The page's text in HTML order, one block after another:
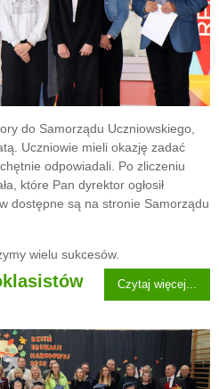
do Samorządu Uczniowskiego,
Uczniowie mieli okazję zadać
odpowiadali. Po zliczeniu
które Pan dyrektor ogłosił
dostępne są na stronie Samorządu
wielu sukcesów.
Czytaj więcej...